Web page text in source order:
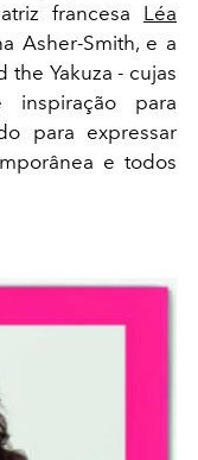
francesa Léa
Asher-Smith, e a
the Yakuza - cujas
inspiração para
para expressar
e todos